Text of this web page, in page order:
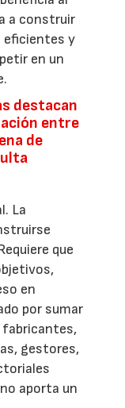
a construir
eficientes y
en un
destacan
entre
de
La
que
en
por sumar
fabricantes,
gestores,
aporta un